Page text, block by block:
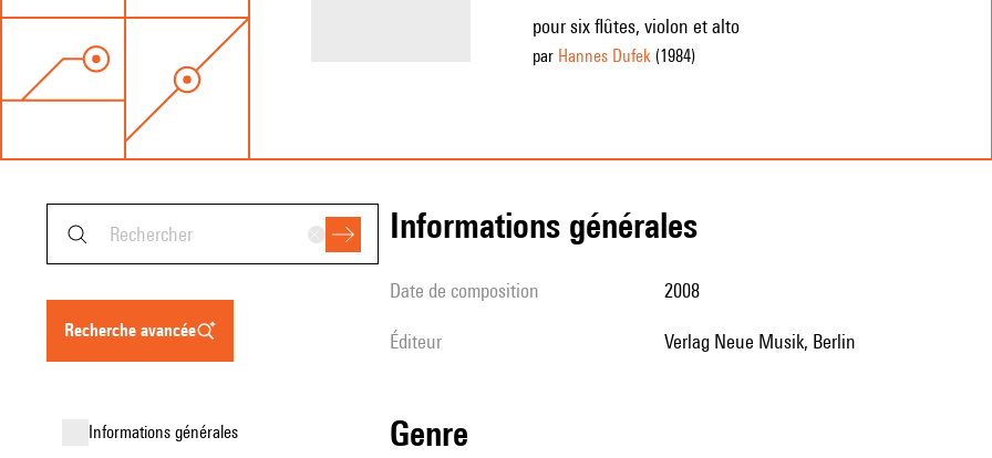
pour six flûtes, violon et alto
par Hannes Dufek(1984)
recherche avancée
informations générales
informations générales
date de composition 2008
éditeur Verlag Neue Musik, Berlin
genre